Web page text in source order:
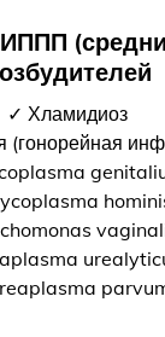
ИППП
✓ Хламидиоз
(гонорейная